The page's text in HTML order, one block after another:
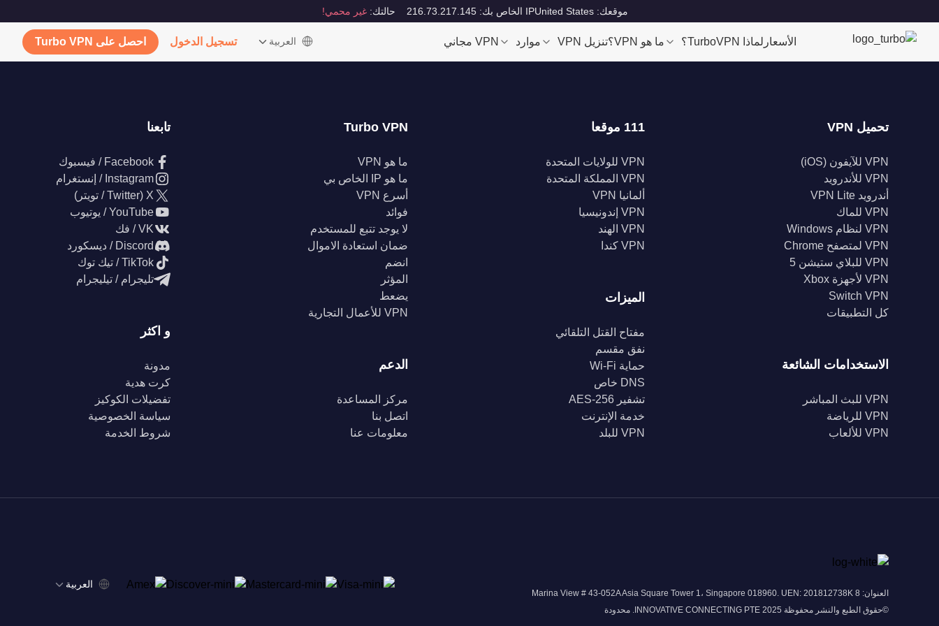
موقعك: United States IP الخاص بك: 216.73.217.145 حالتك: غير محمي!
الأسعار لماذا TurboVPN؟ ما هو VPN؟ تنزيل VPN موارد VPN مجاني ‫العربية تسجيل الدخول احصل على Turbo VPN
تحميل VPN
VPN للآيفون (iOS)
VPN للأندرويد
أندرويد VPN Lite
VPN للماك
VPN لنظام Windows
VPN لمتصفح Chrome
VPN للبلاي ستيشن 5
VPN لأجهزة Xbox
Switch VPN
كل التطبيقات
الاستخدامات الشائعة
VPN للبث المباشر
VPN للرياضة
VPN للألعاب
111 موقعا
VPN للولايات المتحدة
VPN المملكة المتحدة
ألمانيا VPN
VPN إندونيسيا
VPN الهند
VPN كندا
الميزات
مفتاح القتل التلقائي
نفق مقسم
حماية Wi-Fi
DNS خاص
تشفير AES-256
خدمة الإنترنت
VPN للبلد
Turbo VPN
ما هو VPN
ما هو IP الخاص بي
أسرع VPN
فوائد
لا يوجد تتبع للمستخدم
ضمان استعادة الاموال
انضم
المؤثر
يضعط
VPN للأعمال التجارية
الدعم
مركز المساعدة
اتصل بنا
معلومات عنا
تابعنا
Facebook / فيسبوك
Instagram / إنستغرام
X (Twitter / تويتر)
YouTube / يوتيوب
VK / فك
Discord / ديسكورد
TikTok / تيك توك
تليجرام / تيليجرام
و اكثر
مدونة
كرت هدية
تفضيلات الكوكيز
سياسة الخصوصية
شروط الخدمة
العنوان: 8 Marina View # 43-052A Asia Square Tower 1، Singapore 018960. UEN: 201812738K
©حقوق الطبع والنشر محفوظة 2025 INNOVATIVE CONNECTING PTE. محدودة
‫العربية